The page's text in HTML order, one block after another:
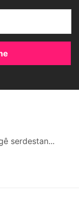
serdestan...